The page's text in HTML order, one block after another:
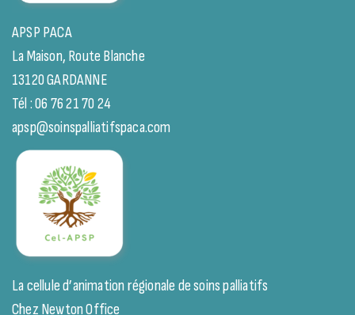
APSP PACA
La Maison, Route Blanche
13120 GARDANNE
Tél : 06 76 21 70 24
apsp@soinspalliatifspaca.com
La cellule d’animation régionale de soins palliatifs
Chez Newton Office